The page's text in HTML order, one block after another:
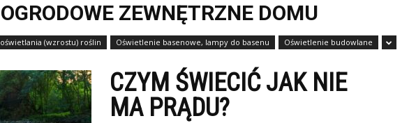
ZEWNĘTRZNE DOMU
(wzrostu) roślin Oświetlenie basenowe, lampy do basenu Oświetlenie budowlane
CZYM ŚWIECIĆ JAK NIE
MA PRĄDU?